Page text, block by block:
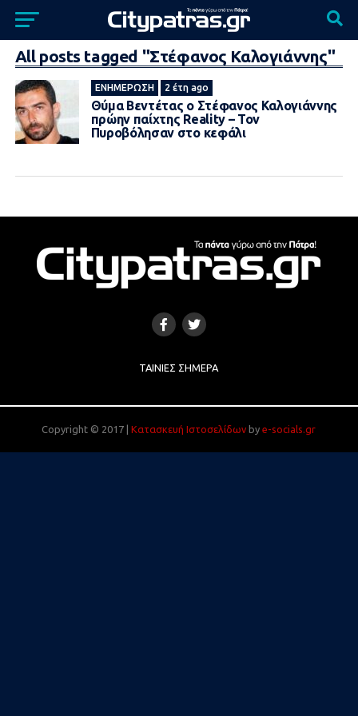
All posts tagged "Στέφανος Καλογιάννης"
ΕΝΗΜΈΡΩΣΗ 2 έτη ago
Θύμα Βεντέτας ο Στέφανος Καλογιάννης
πρώην παίχτης Reality – Τον
Πυροβόλησαv στο κεφάλι
ΤΑΙΝΊΕΣ ΣΉΜΕΡΑ
Copyright © 2017 |Κατασκευή Ιστοσελίδων bye-socials.gr